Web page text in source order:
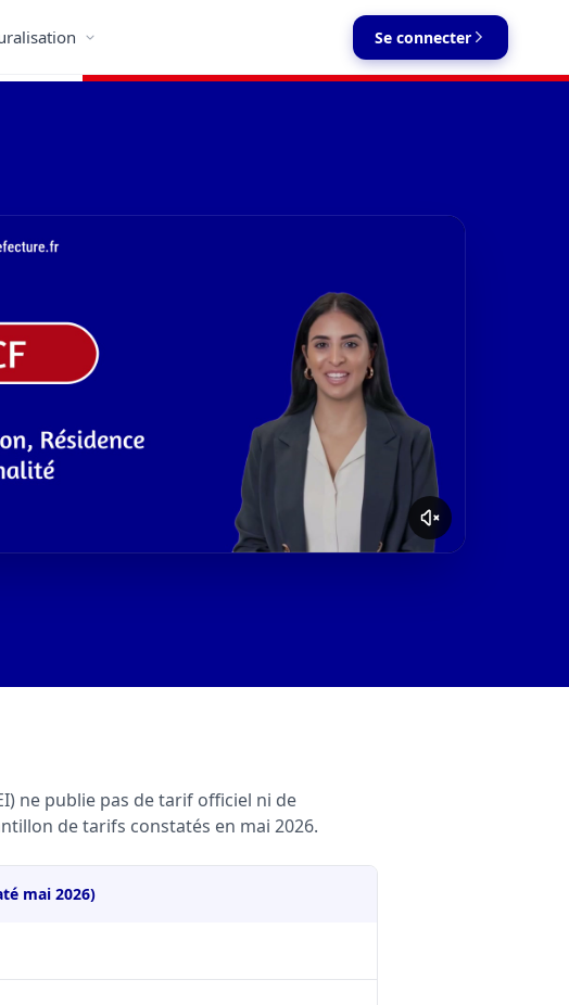
Se connecter
ne publie pas de tarif officiel ni de
de tarifs constatés en mai 2026.
mai 2026)